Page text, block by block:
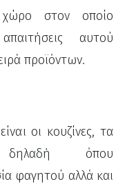
στον οποίο
αυτού
προϊόντων.
οι κουζίνες, τα
δηλαδή όπου
φαγητού αλλά και